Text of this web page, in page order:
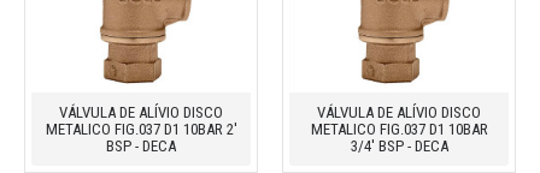
VÁLVULA DE ALÍVIO DISCO
METALICO FIG.037 D1 10BAR 2'
BSP - DECA
VÁLVULA DE ALÍVIO DISCO
METALICO FIG.037 D1 10BAR
3/4' BSP - DECA